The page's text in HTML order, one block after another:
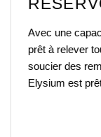
Avec une
prêt à relever
soucier des
Elysium est